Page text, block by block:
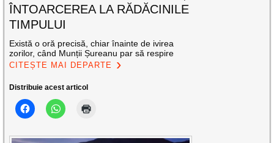
ÎNTOARCEREA LA RĂDĂCINILE
TIMPULUI
Există o oră precisă, chiar înainte de ivirea
zorilor, când Munții Șureanu par să respire
CITEȘTE MAI DEPARTE
Distribuie acest articol